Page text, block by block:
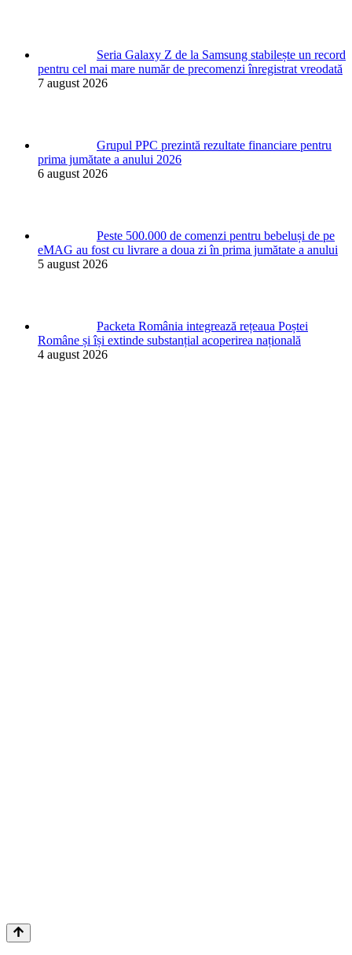
Seria Galaxy Z de la Samsung stabilește un record
pentru cel mai mare număr de precomenzi înregistrat vreodată
7 august 2026
Grupul PPC prezintă rezultate financiare pentru
prima jumătate a anului 2026
6 august 2026
Peste 500.000 de comenzi pentru bebeluși de pe
eMAG au fost cu livrare a doua zi în prima jumătate a anului
5 august 2026
Packeta România integrează rețeaua Poștei
Române și își extinde substanțial acoperirea națională
4 august 2026